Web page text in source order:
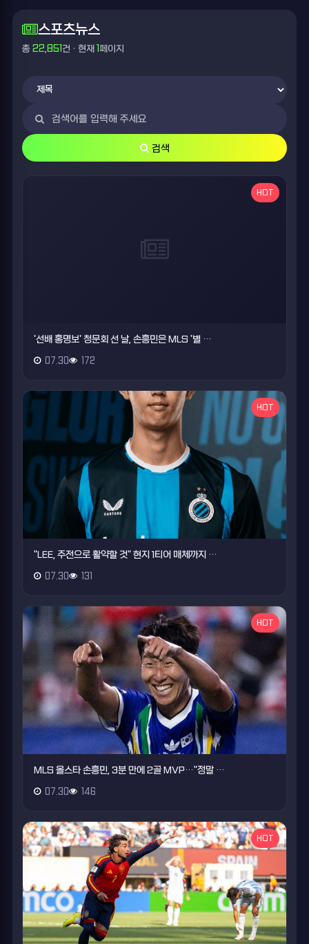
스포츠뉴스
총 22,851건 · 현재 1 페이지
검색
HOT
'선배 홍명보' 청문회 선 날, 손흥민은 MLS '별 …
07.30 172
HOT
"LEE, 주전으로 활약할 것" 현지 1티어 매체까지 …
07.30 131
HOT
MLS 올스타 손흥민, 3분 만에 2골 MVP…"정말 …
07.30 146
HOT